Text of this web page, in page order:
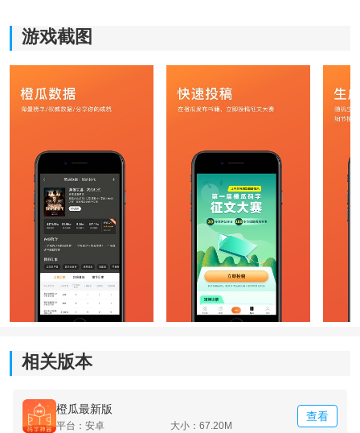
《橙瓜码字app》软件特色：
*更新的速度也都是非常快的，支持在线备份和离线备
份。
*大大提高了工作的效率，随时都可以获取到行业的最新
内容。
*提高自己的写作能力，可以成功的导入，导出所有的文
本格式。
*绝对可以保护好每个用户的稿子，也可以了解到所有的
游戏截图
相关版本
橙瓜最新版
平台：安卓 大小：67.20M
查看